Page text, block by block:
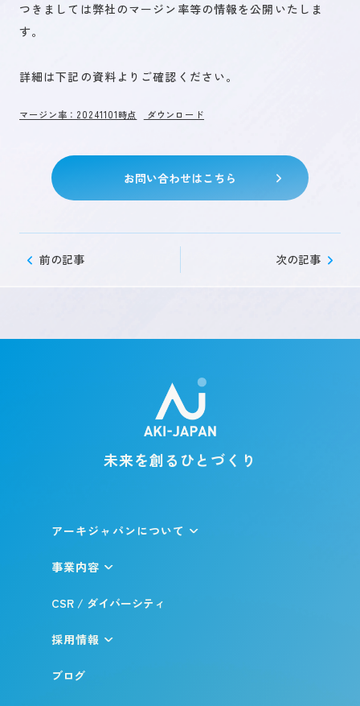
お問い合わせ
キャリア登録
つきましては弊社のマージン率等の情報を公開いたしま
す。
詳細は下記の資料よりご確認ください。
マージン率：20241101時点 ダウンロード
お問い合わせはこちら
前の記事 次の記事
未来を創るひとづくり
アーキジャパンについて
事業内容
CSR / ダイバーシティ
採用情報
ブログ